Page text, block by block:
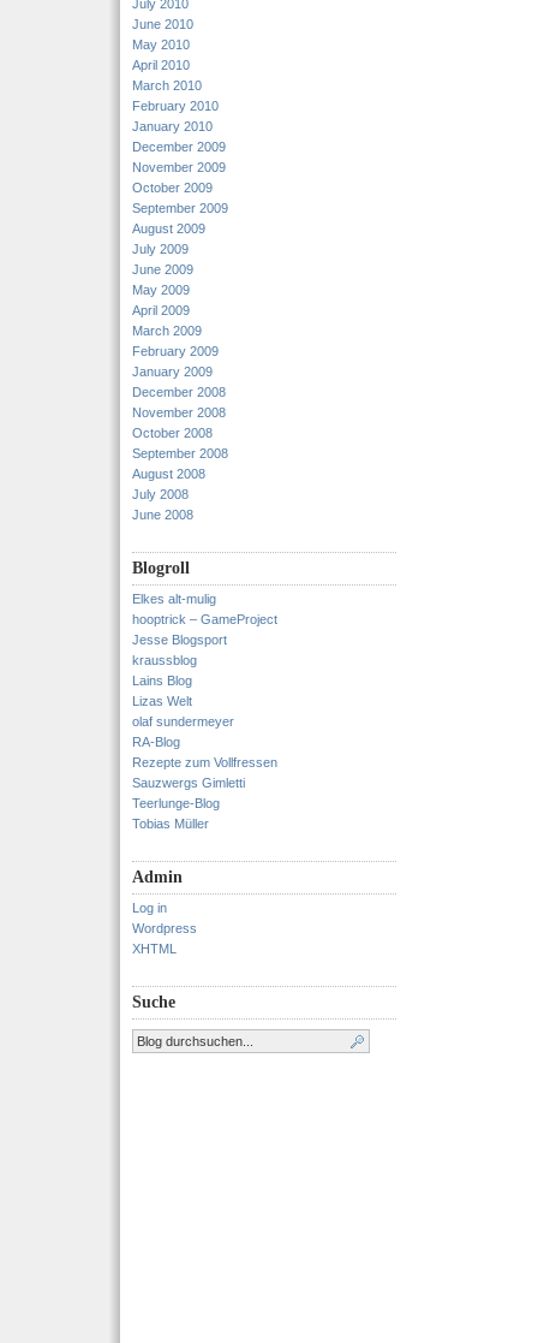
July 2010
June 2010
May 2010
April 2010
March 2010
February 2010
January 2010
December 2009
November 2009
October 2009
September 2009
August 2009
July 2009
June 2009
May 2009
April 2009
March 2009
February 2009
January 2009
December 2008
November 2008
October 2008
September 2008
August 2008
July 2008
June 2008
Blogroll
Elkes alt-mulig
hooptrick – GameProject
Jesse Blogsport
kraussblog
Lains Blog
Lizas Welt
olaf sundermeyer
RA-Blog
Rezepte zum Vollfressen
Sauzwergs Gimletti
Teerlunge-Blog
Tobias Müller
Admin
Log in
Wordpress
XHTML
Suche